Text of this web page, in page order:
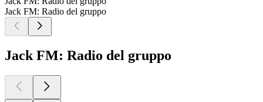
Jack FM: Radio del gruppo
Jack FM: Radio del gruppo